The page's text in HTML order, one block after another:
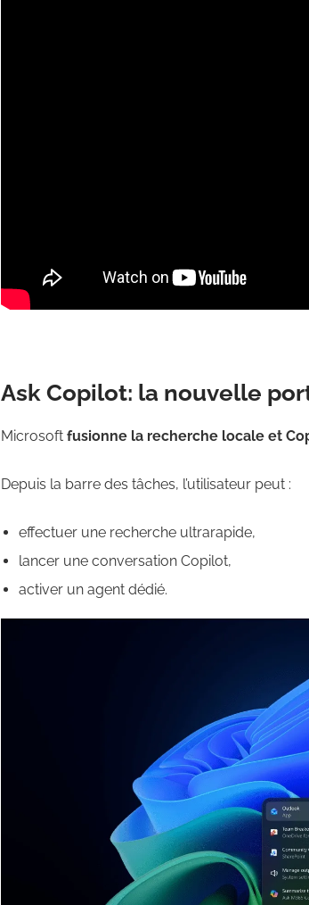
Ask Copilot: la nouvelle
Microsoft fusionne la recherche locale et
Depuis la barre des tâches, l’utilisateur peut :
effectuer une recherche ultrarapide,
lancer une conversation Copilot,
activer un agent dédié.